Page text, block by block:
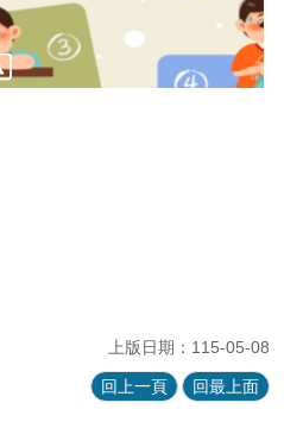
上版日期：115-05-08
回上一頁 回最上面